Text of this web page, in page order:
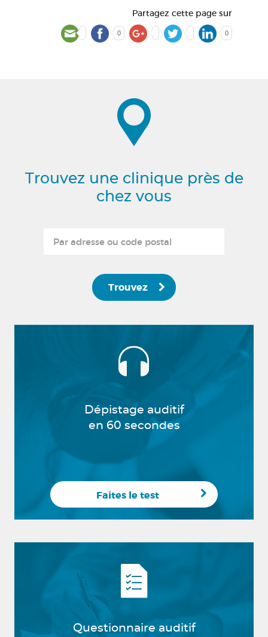
Partagez cette page sur
0 0
Trouvez une clinique près de
chez vous
Trouvez
Dépistage auditif
en 60 secondes
Faites le test
Questionnaire auditif